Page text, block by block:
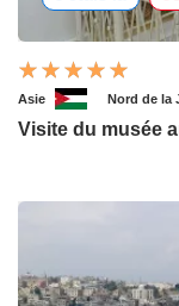
Asie Nord de la
Visite du musée